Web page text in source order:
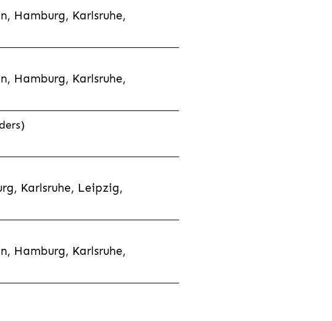
Hamburg, Karlsruhe,
Hamburg, Karlsruhe,
Karlsruhe, Leipzig,
Hamburg, Karlsruhe,